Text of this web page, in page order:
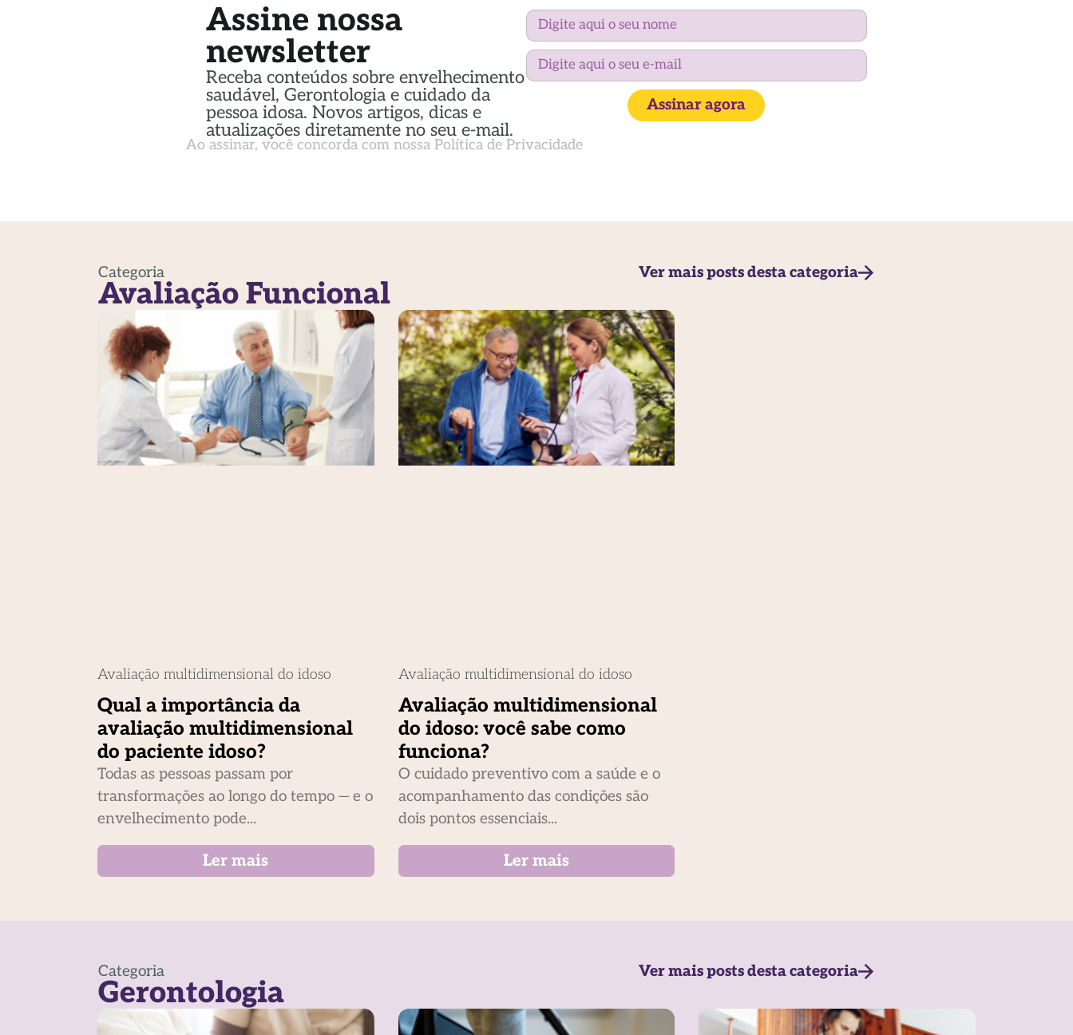
Assine nossa
newsletter
Receba conteúdos sobre envelhecimento
saudável, Gerontologia e cuidado da
pessoa idosa. Novos artigos, dicas e
atualizações diretamente no seu e-mail.
Assinar agora
Ao assinar, você concorda com nossa Política de Privacidade
Categoria
Avaliação Funcional
Ver mais posts desta categoria
Avaliação multidimensional do idoso
Qual a importância da
avaliação multidimensional
do paciente idoso?
Todas as pessoas passam por
transformações ao longo do tempo — e o
envelhecimento pode...
Ler mais
Avaliação multidimensional do idoso
Avaliação multidimensional
do idoso: você sabe como
funciona?
O cuidado preventivo com a saúde e o
acompanhamento das condições são
dois pontos essenciais...
Ler mais
Categoria
Gerontologia
Ver mais posts desta categoria